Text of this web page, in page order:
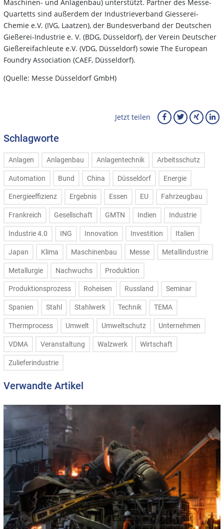
Maschinen- und Anlagenbau) unterstützt. Partner des Messe-
Quartetts sind außerdem der Industrieverband Giesserei-
Chemie e.V. (IVG, Laatzen), der Bundesverband der Deutschen
Gießerei-Industrie e. V. (BDG, Düsseldorf), der Verein Deutscher
Gießereifachleute e.V. (VDG, Düsseldorf) sowie The European
Foundry Association (CAEF, Düsseldorf).
(Quelle: Messe Düsseldorf GmbH)
Jetzt teilen
Schlagworte
Anlagen Anlagenbau Anlagentechnik Arbeitsschutz
Automation Bund China Düsseldorf Energie
Energieeffizienz Ergebnis Essen EU Fahrzeugbau
Frankreich Gesellschaft GMTN Indien Industrie
Industrie 4.0 ING Innovation Investition Italien
Japan Klima Maschinenbau Messe Metallindustrie
Metallurgie Nachwuchs Produktion
Produktionsprozess Roheisen Russland Seminar
Spanien Stahl Stahlwerk Technik TEMA
Thermprocess Umwelt Umweltschutz Unternehmen
VDMA Veranstaltung Walzwerk Wirtschaft
Zulieferindustrie
Verwandte Artikel